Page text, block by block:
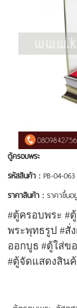
ตู้ครอบพระ
รหัสสินค้า : PB-04-063
ราคาสินค้า : ราคาขึ้น
#ตู้ครอบพระ #
พระพุทธรูป #สั่
ออกบูธ #ตู้ใส่ข
#ตู้จัดแสดงสินค้